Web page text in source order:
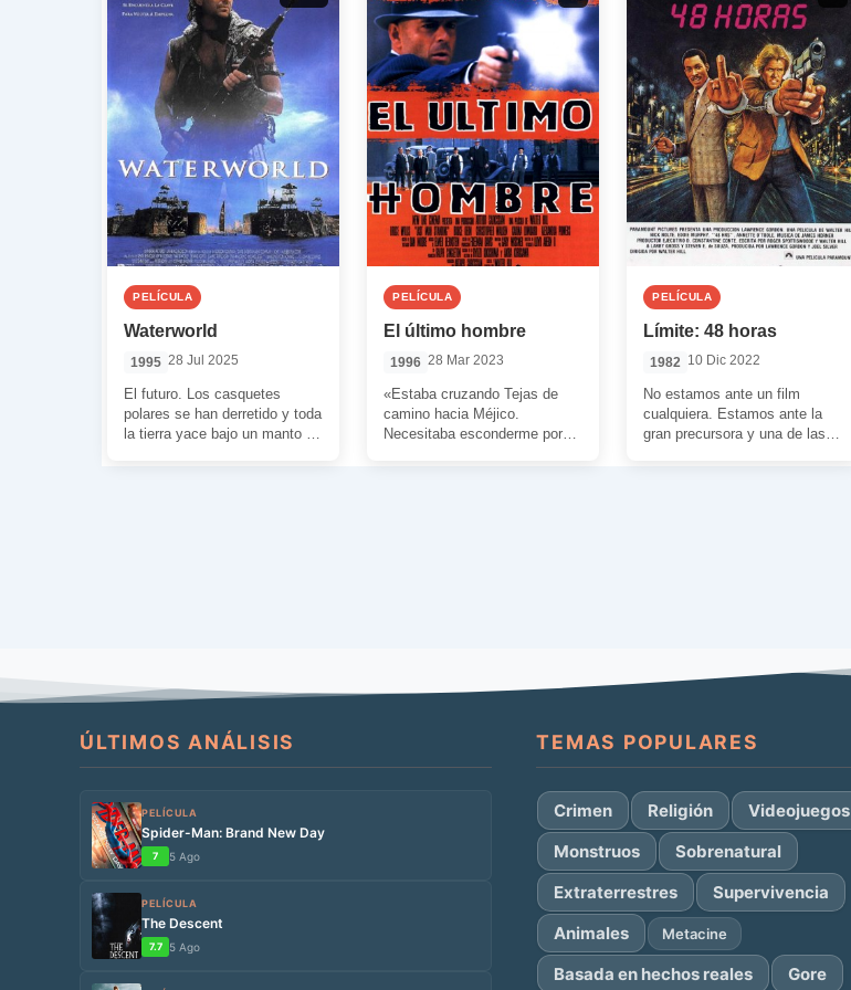
PELÍCULA
Waterworld
1995 28 Jul 2025
El futuro. Los casquetes
polares se han derretido y toda
la tierra yace bajo un manto de
PELÍCULA
El último hombre
1996 28 Mar 2023
«Estaba cruzando Tejas de
camino hacia Méjico.
Necesitaba esconderme por
PELÍCULA
Límite: 48 horas
1982 10 Dic 2022
No estamos ante un film
cualquiera. Estamos ante la
gran precursora y una de las
ÚLTIMOS ANÁLISIS
PELÍCULA
Spider-Man: Brand New Day
7 5 Ago
PELÍCULA
The Descent
7.7 5 Ago
TEMAS POPULARES
Crimen Religión Videojuegos
Monstruos
Sobrenatural
Extraterrestres
Supervivencia
Animales
Metacine
Basada en hechos reales Gore